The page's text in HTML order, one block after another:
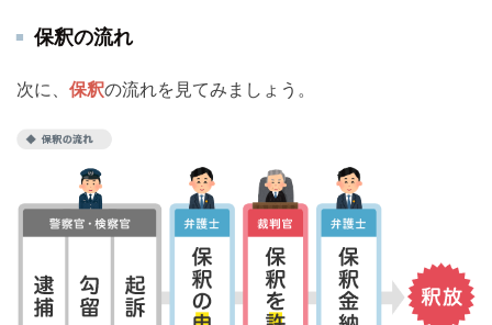
保釈の流れ
次に、 保釈の流れを見てみましょう。